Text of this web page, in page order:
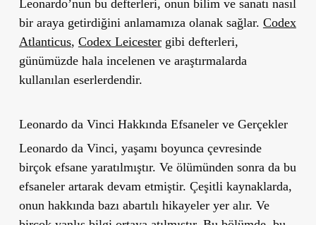
Leonardo’nun bu defterleri, onun bilim ve sanatı nasıl
bir araya getirdiğini anlamamıza olanak sağlar. Codex
Atlanticus, Codex Leicestergibi defterleri,
günümüzde hala incelenen ve araştırmalarda
kullanılan eserlerdendir.
Leonardo da Vinci Hakkında Efsaneler ve Gerçekler
Leonardo da Vinci, yaşamı boyunca çevresinde
birçok efsane yaratılmıştır. Ve ölümünden sonra da bu
efsaneler artarak devam etmiştir. Çeşitli kaynaklarda,
onun hakkında bazı abartılı hikayeler yer alır. Ve